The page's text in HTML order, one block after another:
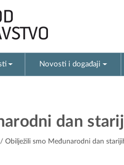
Novosti i događaji
dan
/ Obilježili smo Međunarodni dan